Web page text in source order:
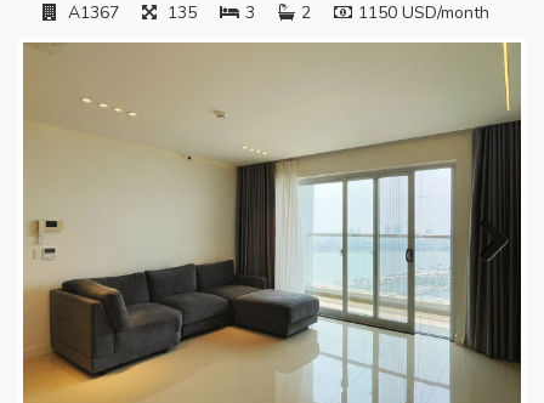
A1367 135 3 2 1150 USD/month